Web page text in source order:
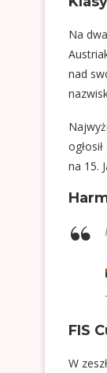
Na
nad
na 15.
FIS
W